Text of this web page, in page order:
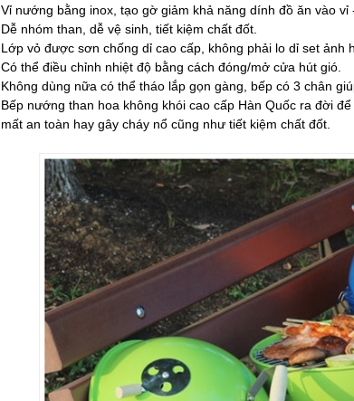
Vỉ nướng bằng inox, tạo gờ giảm khả năng dính đồ ăn vào vỉ
Dễ nhóm than, dễ vệ sinh, tiết kiệm chất đốt.
Lớp vỏ được sơn chống dỉ cao cấp, không phải lo dỉ set ảnh
Có thể điều chỉnh nhiệt độ bằng cách đóng/mở cửa hút gió.
Không dùng nữa có thể tháo lắp gọn gàng, bếp có 3 chân
Bếp nướng than hoa không khói cao cấp Hàn Quốc ra đời
mất an toàn hay gây cháy nổ cũng như tiết kiệm chất đốt.